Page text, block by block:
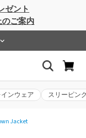
ゼント
ご案内
インウェア スリーピン
Jacket